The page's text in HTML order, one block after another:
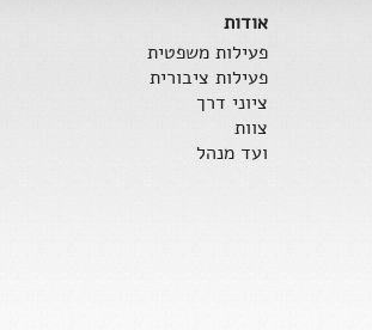
אודות
פעילות משפטית
פעילות ציבורית
ציוני דרך
צוות
ועד מנהל